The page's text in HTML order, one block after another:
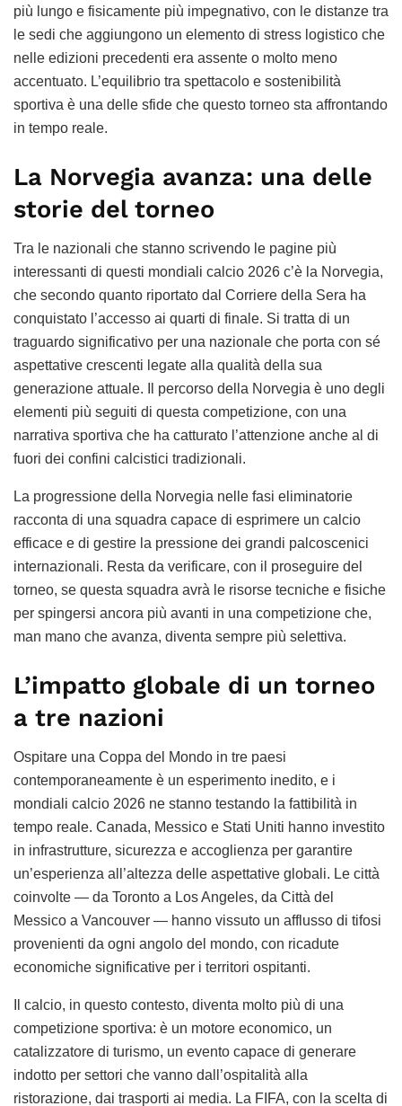
più lungo e fisicamente più impegnativo, con le distanze tra
le sedi che aggiungono un elemento di stress logistico che
nelle edizioni precedenti era assente o molto meno
accentuato. L’equilibrio tra spettacolo e sostenibilità
sportiva è una delle sfide che questo torneo sta affrontando
in tempo reale.
La Norvegia avanza: una delle
storie del torneo
Tra le nazionali che stanno scrivendo le pagine più
interessanti di questi mondiali calcio 2026 c’è la Norvegia,
che secondo quanto riportato dal Corriere della Sera ha
conquistato l’accesso ai quarti di finale. Si tratta di un
traguardo significativo per una nazionale che porta con sé
aspettative crescenti legate alla qualità della sua
generazione attuale. Il percorso della Norvegia è uno degli
elementi più seguiti di questa competizione, con una
narrativa sportiva che ha catturato l’attenzione anche al di
fuori dei confini calcistici tradizionali.
La progressione della Norvegia nelle fasi eliminatorie
racconta di una squadra capace di esprimere un calcio
efficace e di gestire la pressione dei grandi palcoscenici
internazionali. Resta da verificare, con il proseguire del
torneo, se questa squadra avrà le risorse tecniche e fisiche
per spingersi ancora più avanti in una competizione che,
man mano che avanza, diventa sempre più selettiva.
L’impatto globale di un torneo
a tre nazioni
Ospitare una Coppa del Mondo in tre paesi
contemporaneamente è un esperimento inedito, e i
mondiali calcio 2026 ne stanno testando la fattibilità in
tempo reale. Canada, Messico e Stati Uniti hanno investito
in infrastrutture, sicurezza e accoglienza per garantire
un’esperienza all’altezza delle aspettative globali. Le città
coinvolte — da Toronto a Los Angeles, da Città del
Messico a Vancouver — hanno vissuto un afflusso di tifosi
provenienti da ogni angolo del mondo, con ricadute
economiche significative per i territori ospitanti.
Il calcio, in questo contesto, diventa molto più di una
competizione sportiva: è un motore economico, un
catalizzatore di turismo, un evento capace di generare
indotto per settori che vanno dall’ospitalità alla
ristorazione, dai trasporti ai media. La FIFA, con la scelta di